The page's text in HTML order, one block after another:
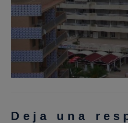
Deja una